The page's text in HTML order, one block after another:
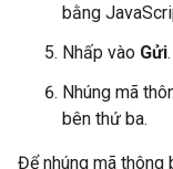
bằng
Nhấp vào Gửi.
Nhúng mã
bên thứ ba.
Để nhúng mã thông